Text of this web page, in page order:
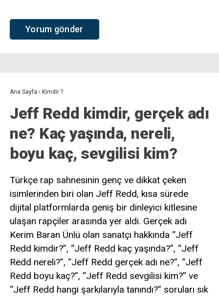
Ana Sayfa › Kimdir ?
Jeff Redd kimdir, gerçek adı
ne? Kaç yaşında, nereli,
boyu kaç, sevgilisi kim?
Türkçe rap sahnesinin genç ve dikkat çeken
isimlerinden biri olan Jeff Redd, kısa sürede
dijital platformlarda geniş bir dinleyici kitlesine
ulaşan rapçiler arasında yer aldı. Gerçek adı
Kerim Baran Ünlü olan sanatçı hakkında “Jeff
Redd kimdir?”, “Jeff Redd kaç yaşında?”, “Jeff
Redd nereli?”, “Jeff Redd gerçek adı ne?”, “Jeff
Redd boyu kaç?”, “Jeff Redd sevgilisi kim?” ve
“Jeff Redd hangi şarkılarıyla tanındı?” soruları sık